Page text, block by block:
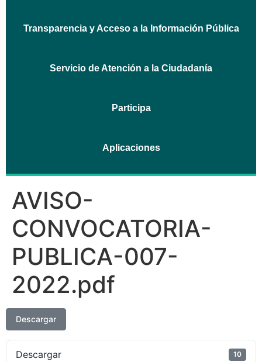
Transparencia y Acceso a la Información Pública
Servicio de Atención a la Ciudadanía
Participa
Aplicaciones
AVISO-
CONVOCATORIA-
PUBLICA-007-
2022.pdf
Descargar
Descargar 10